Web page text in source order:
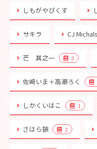
しもがやぴくす
サキラ CJ
芒 其之一 3
佐崎いま＋高瀬ろく
しかくいはこ 1
さはら鋏 2